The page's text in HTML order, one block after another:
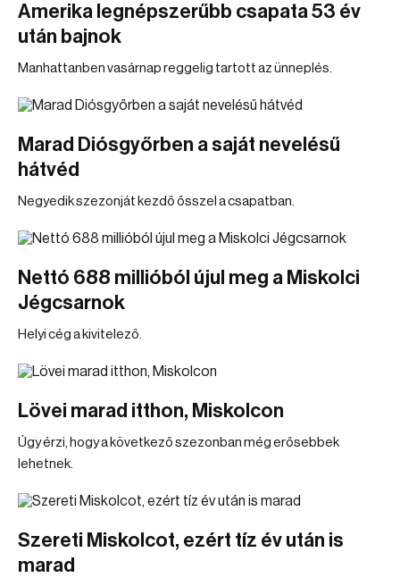
Amerika legnépszerűbb csapata 53 év
után bajnok
Manhattanben vasárnap reggelig tartott az ünneplés.
Marad Diósgyőrben a saját nevelésű
hátvéd
Negyedik szezonját kezdő ősszel a csapatban.
Nettó 688 millióból újul meg a Miskolci
Jégcsarnok
Helyi cég a kivitelező.
Lövei marad itthon, Miskolcon
Úgy érzi, hogy a következő szezonban még erősebbek
lehetnek.
Szereti Miskolcot, ezért tíz év után is
marad